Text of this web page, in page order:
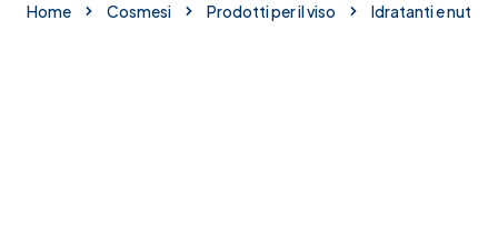
Home Cosmesi Prodotti per il viso Idratanti e